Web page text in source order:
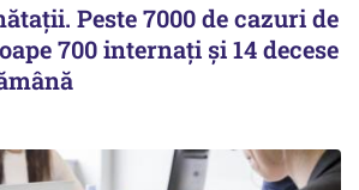
Peste 7000 de cazuri de
700 internați și 14 decese